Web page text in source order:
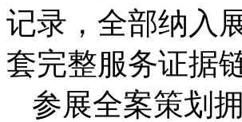
记录，全部纳入
套完整服务证据链
参展全案策划